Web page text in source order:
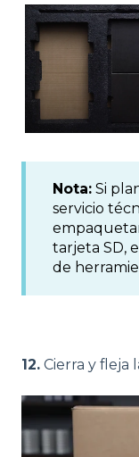
Nota: Si
servicio
tarjeta SD,
de
12. Cierra y fleja